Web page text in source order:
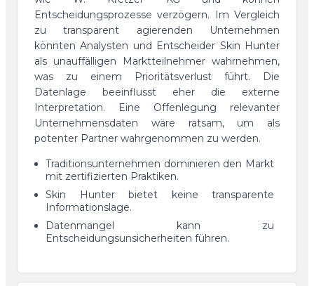
Entscheidungsprozesse verzögern. Im Vergleich
zu transparent agierenden Unternehmen
könnten Analysten und Entscheider Skin Hunter
als unauffälligen Marktteilnehmer wahrnehmen,
was zu einem Prioritätsverlust führt. Die
Datenlage beeinflusst eher die externe
Interpretation. Eine Offenlegung relevanter
Unternehmensdaten wäre ratsam, um als
potenter Partner wahrgenommen zu werden.
Traditionsunternehmen dominieren den Markt
mit zertifizierten Praktiken.
Skin Hunter bietet keine transparente
Informationslage.
Datenmangel kann zu
Entscheidungsunsicherheiten führen.